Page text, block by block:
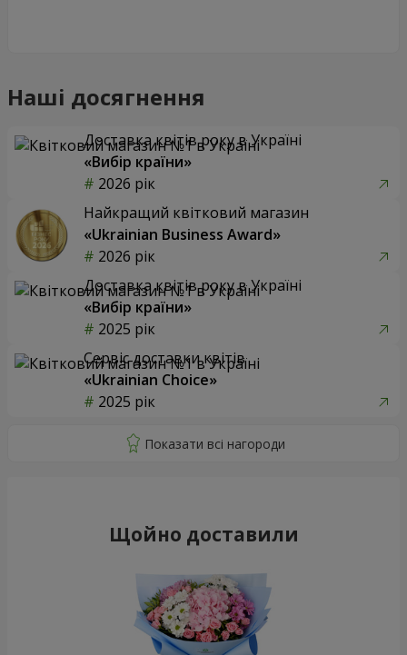
Наші досягнення
Доставка квітів року в Україні
«Вибір країни»
2026 рік
Найкращий квітковий магазин
«Ukrainian Business Award»
2026 рік
Доставка квітів року в Україні
«Вибір країни»
2025 рік
Сервіс доставки квітів
«Ukrainian Choice»
2025 рік
Щойно доставили